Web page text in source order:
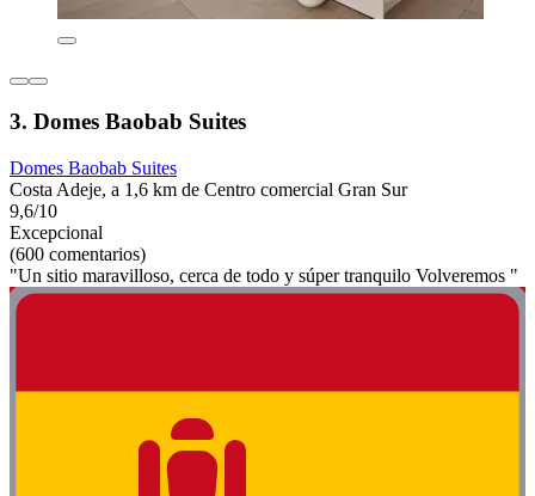
3. Domes Baobab Suites
Domes Baobab Suites
Costa Adeje, a 1,6 km de Centro comercial Gran Sur
9,6/10
Excepcional
(600 comentarios)
"Un sitio maravilloso, cerca de todo y súper tranquilo Volveremos "